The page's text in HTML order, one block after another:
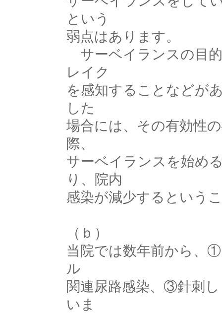
という
弱点はあります。
サーベイランスの目
レイク
を感知することなどが
した
場合には、その有効性
際、
サーベイランスを始め
り、院内
感染が減少するという
（ｂ）
当院では数年前から、
ル
関連尿路感染、③針刺
いま